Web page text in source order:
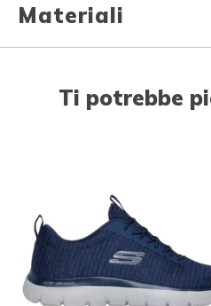
Materiali
Ti potrebbe